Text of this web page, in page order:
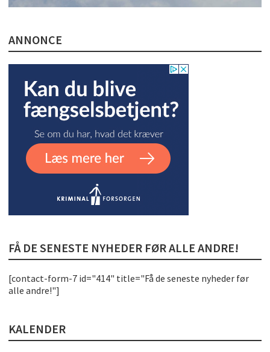
ANNONCE
FÅ DE SENESTE NYHEDER FØR ALLE ANDRE!
[contact-form-7 id="414" title="Få de seneste nyheder før
alle andre!"]
KALENDER